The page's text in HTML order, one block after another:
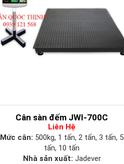
Cân sàn đếm JWI-700C
Liên Hệ
Mức cân: 500kg, 1 tấn, 2 tấn, 3 tấn, 5
tấn, 10 tấn
Nhà sản xuất: Jadever